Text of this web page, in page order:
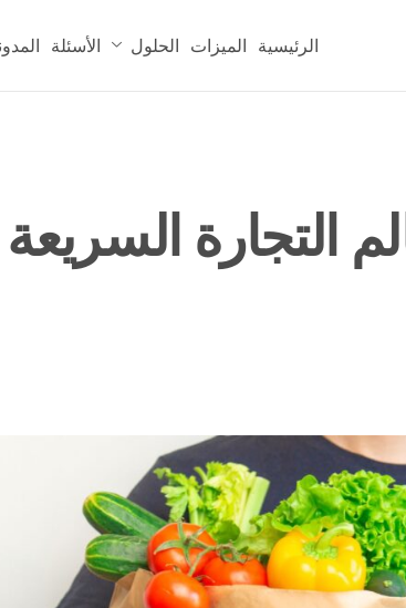
الرئيسية الميزات الحلول الأسئلة
التجارة السريعة